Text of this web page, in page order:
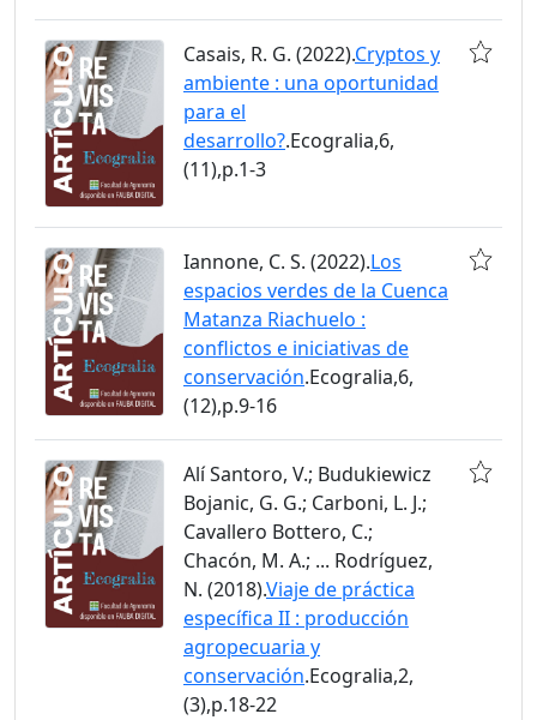
Casais, R. G. (2022).Cryptos y
ambiente : una oportunidad
para el
desarrollo?.Ecogralia,6,
(11),p.1-3
Iannone, C. S. (2022).Los
espacios verdes de la Cuenca
Matanza Riachuelo :
conflictos e iniciativas de
conservación.Ecogralia,6,
(12),p.9-16
Alí Santoro, V.; Budukiewicz
Bojanic, G. G.; Carboni, L. J.;
Cavallero Bottero, C.;
Chacón, M. A.; ... Rodríguez,
N. (2018).Viaje de práctica
específica II : producción
agropecuaria y
conservación.Ecogralia,2,
(3),p.18-22